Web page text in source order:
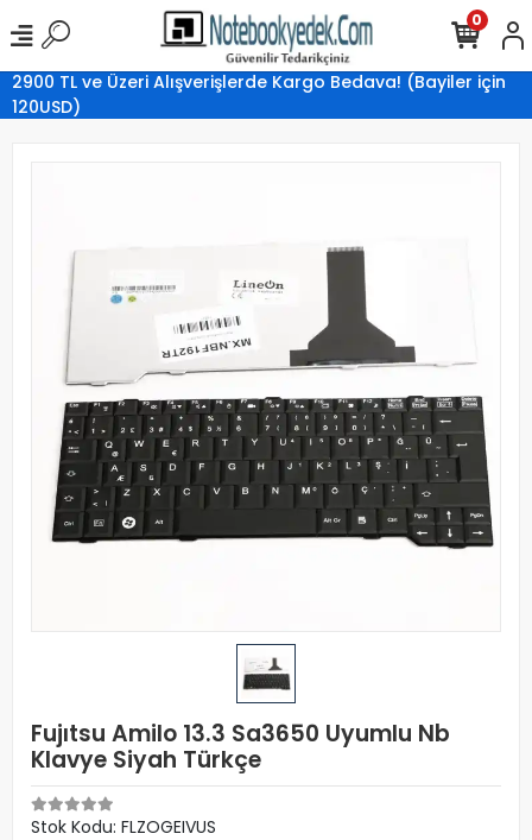
2900 TL ve Üzeri Alışverişlerde Kargo Bedava! (Bayiler için
120USD)
0
Fujıtsu Amilo 13.3 Sa3650 Uyumlu Nb
Klavye Siyah Türkçe
Stok Kodu: FLZOGEIVUS